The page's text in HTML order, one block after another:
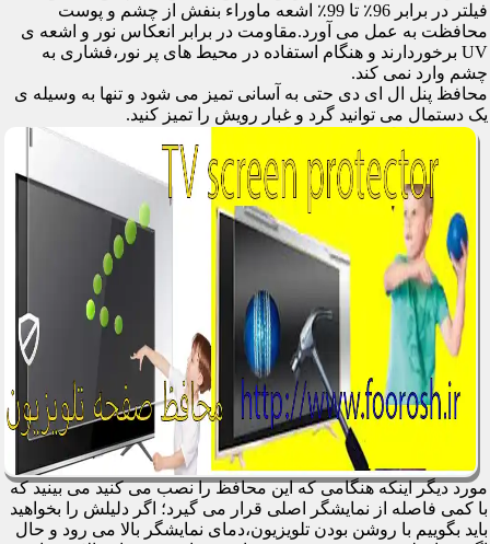
فیلتر در برابر 96٪ تا 99٪ اشعه ماوراء بنفش از چشم و پوست
محافظت به عمل می آورد.مقاومت در برابر انعکاس نور و اشعه ی
UV برخوردارند و هنگام استفاده در محیط های پر نور،فشاری به
چشم وارد نمی کند.
محافظ پنل ال ای دی حتی به آسانی تمیز می شود و تنها به وسیله ی
یک دستمال می توانید گرد و غبار رویش را تمیز کنید.
مورد دیگر اینکه هنگامی که این محافظ را نصب می کنید می بینید که
با کمی فاصله از نمایشگر اصلی قرار می گیرد؛ اگر دلیلش را بخواهید
باید بگوییم با روشن بودن تلویزیون،دمای نمایشگر بالا می رود و حال